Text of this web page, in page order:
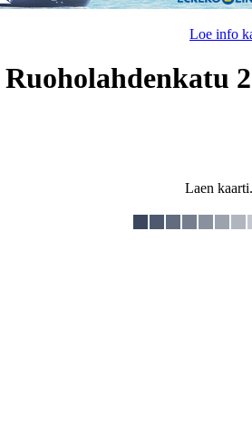
Loe info
Ruoholahdenkatu
Laen